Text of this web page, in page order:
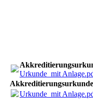
Urkunde_mit
Urkunde_mit